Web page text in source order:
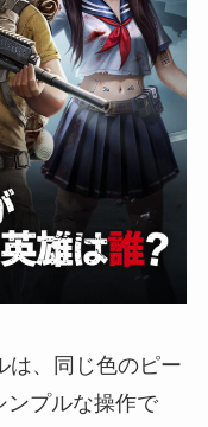
は、同じ色のピー
ンプルな操作で